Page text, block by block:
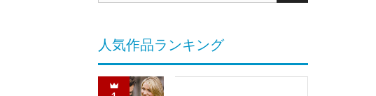
人気作品ランキング